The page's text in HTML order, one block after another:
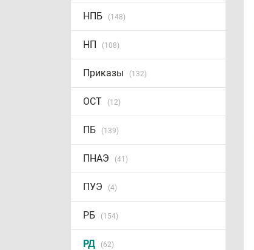
НПБ (148)
НП (108)
Приказы (132)
ОСТ (12)
ПБ (139)
ПНАЭ (41)
ПУЭ (4)
РБ (154)
РД (62)